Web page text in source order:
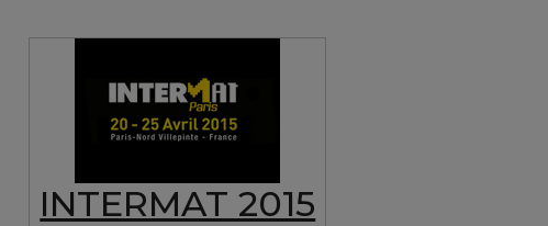
INTERMAT 2015